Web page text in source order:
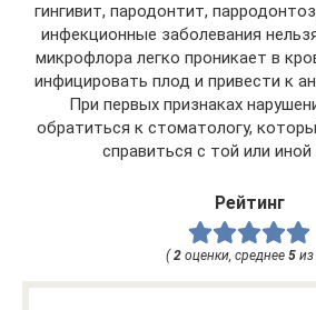
гингивит, пародонтит,
инфекционные заболевания
микрофлора легко проникает в
инфицировать плод и привести к
При первых признаках
обратиться к стоматологу,
справиться с той или
Рейтинг
( 2 оценки, среднее 5 из